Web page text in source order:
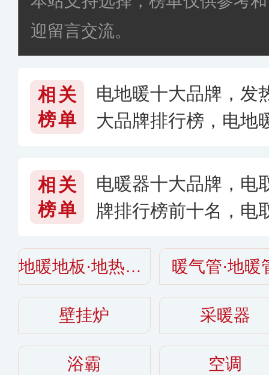
迎留言交流。
相关
榜单
电地暖十大品牌，发
大品牌排行榜，电地
相关
榜单
电暖器十大品牌，电
牌排行榜前十名，电
地暖地板·地热地板 暖气管·地暖
壁挂炉 采暖器
浴霸 空调